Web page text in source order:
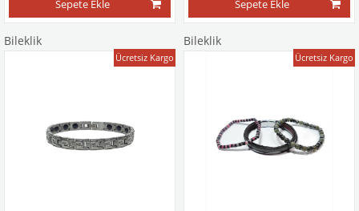
Sepete Ekle Sepete Ekle
Bileklik
Ücretsiz Kargo
Bileklik
Ücretsiz Kargo